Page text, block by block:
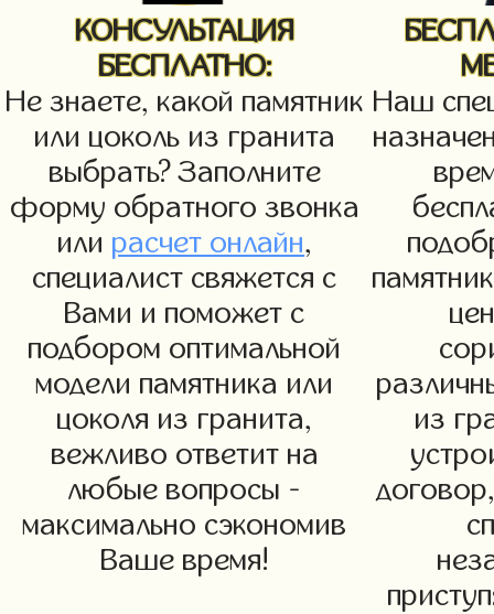
КОНСУЛЬТАЦИЯ
БЕСПЛАТНО:
Не знаете, какой памятник
или цоколь из гранита
выбрать? Заполните
форму обратного звонка
или расчет онлайн,
специалист свяжется с
Вами и поможет с
подбором оптимальной
модели памятника или
цоколя из гранита,
вежливо ответит на
любые вопросы -
максимально сэкономив
Ваше время!
Наш
из